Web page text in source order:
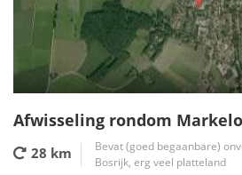
Afwisseling rondom Markelo
28 km
Bevat (goed begaanbare)
Bosrijk, erg veel platteland